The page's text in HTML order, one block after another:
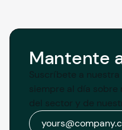
Mantente
Suscríbete a
siempre al día sobre
del sector y de
Correo electrónico